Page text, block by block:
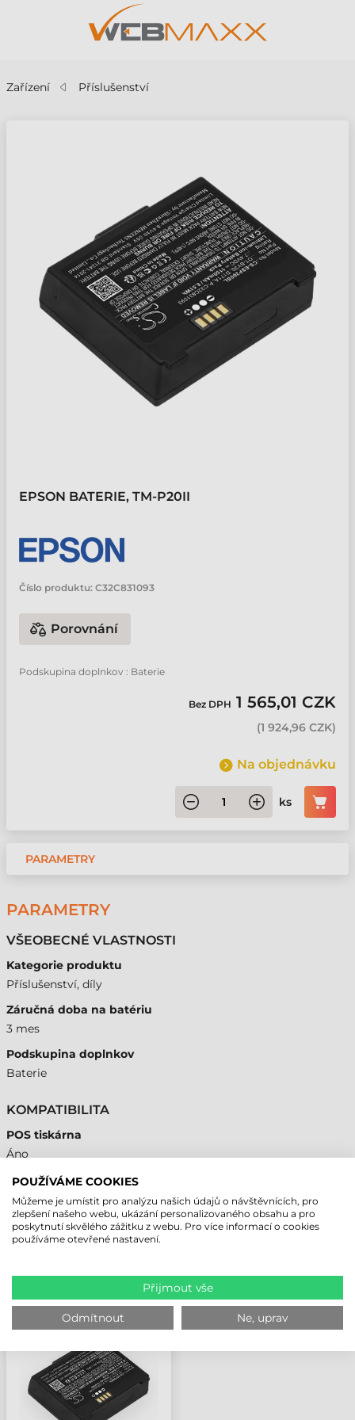
Zařízení Příslušenství
EPSON BATERIE, TM-P20II
Číslo produktu: C32C831093
Porovnání
Podskupina doplnkov : Baterie
Bez DPH 1 565,01 CZK
(1 924,96 CZK)
Na objednávku
ks
PARAMETRY
PARAMETRY
VŠEOBECNÉ VLASTNOSTI
Kategorie produktu
Příslušenství, díly
Záručná doba na batériu
3 mes
Podskupina doplnkov
Baterie
KOMPATIBILITA
POS tiskárna
Áno
NAPOSLEDY PROHLÍŽENÉ PRODUKTY
EPSON BATERIE, TM-
P20II
POUŽÍVÁME COOKIES
Můžeme je umístit pro analýzu našich údajů o návštěvnících, pro
zlepšení našeho webu, ukázání personalizovaného obsahu a pro
poskytnutí skvělého zážitku z webu. Pro více informací o cookies
používáme otevřené nastavení.
Přijmout vše
Odmítnout Ne, uprav